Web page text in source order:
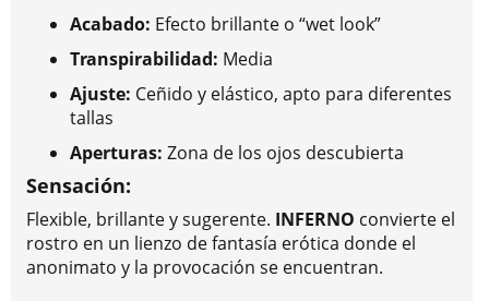
Acabado: Efecto brillante o “wet look”
Transpirabilidad: Media
Ajuste: Ceñido y elástico, apto para diferentes
tallas
Aperturas: Zona de los ojos descubierta
Sensación:
Flexible, brillante y sugerente. INFERNO convierte el
rostro en un lienzo de fantasía erótica donde el
anonimato y la provocación se encuentran.